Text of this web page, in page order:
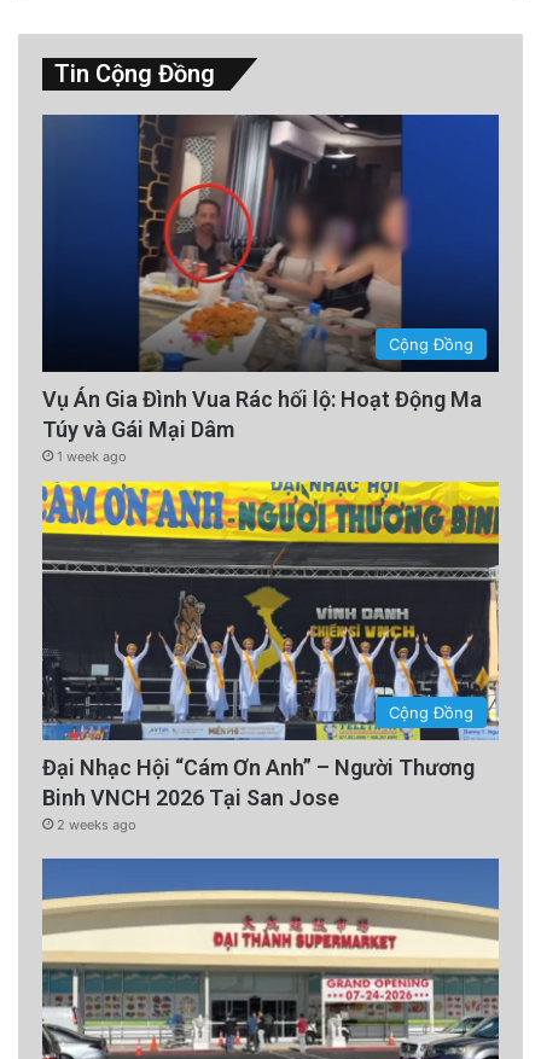
Tin Cộng Đồng
Cộng Đồng
Vụ Án Gia Đình Vua Rác hối lộ: Hoạt Động Ma
Túy và Gái Mại Dâm
1 week ago
Cộng Đồng
Đại Nhạc Hội “Cám Ơn Anh” – Người Thương
Binh VNCH 2026 Tại San Jose
2 weeks ago